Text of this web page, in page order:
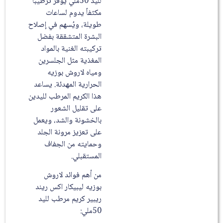
مكثفاً يدوم لساعات
طويلة، ويُسهم في إصلاح
البشرة المتشققة بفضل
تركيبته الغنية بالمواد
المغذية مثل الجلسرين
ومياه لاروش بوزيه
الحرارية المهدئة. يساعد
هذا الكريم المرطب لليدين
على تقليل الشعور
بالخشونة والشد، ويعمل
على تعزيز مرونة الجلد
وحمايته من الجفاف
المستقبلي.
من أهم فوائد لاروش
بوزيه ليبيكار اكس ريند
ريبير كريم مرطب لليد